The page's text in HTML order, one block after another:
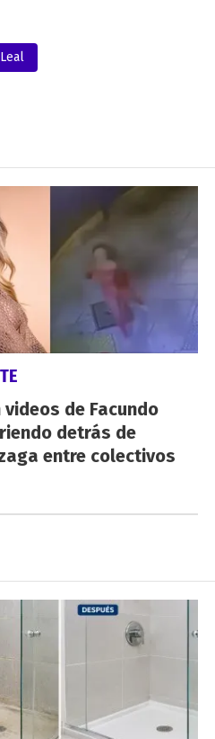
de Facundo
detrás de
entre colectivos